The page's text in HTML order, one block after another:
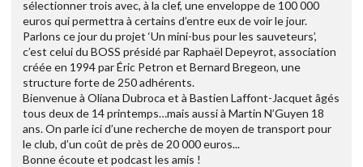
sélectionner trois avec, à la clef, une enveloppe de 100 000
euros qui permettra à certains d’entre eux de voir le jour.
Parlons ce jour du projet ‘Un mini-bus pour les sauveteurs’,
c’est celui du BOSS présidé par Raphaël Depeyrot, association
créée en 1994 par Éric Petron et Bernard Bregeon, une
structure forte de 250 adhérents.
Bienvenue à Oliana Dubroca et à Bastien Laffont-Jacquet âgés
tous deux de 14 printemps…mais aussi à Martin N’Guyen 18
ans. On parle ici d’une recherche de moyen de transport pour
le club, d’un coût de près de 20 000 euros...
Bonne écoute et podcast les amis !